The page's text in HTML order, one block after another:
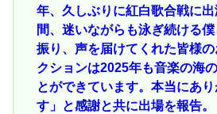
年、久しぶりに紅白歌合戦に
間、迷いながらも泳ぎ続ける
振り、声を届けてくれた皆様
クションは2025年も音楽の海
とができています。本当にあ
す」と感謝と共に出場を報告。